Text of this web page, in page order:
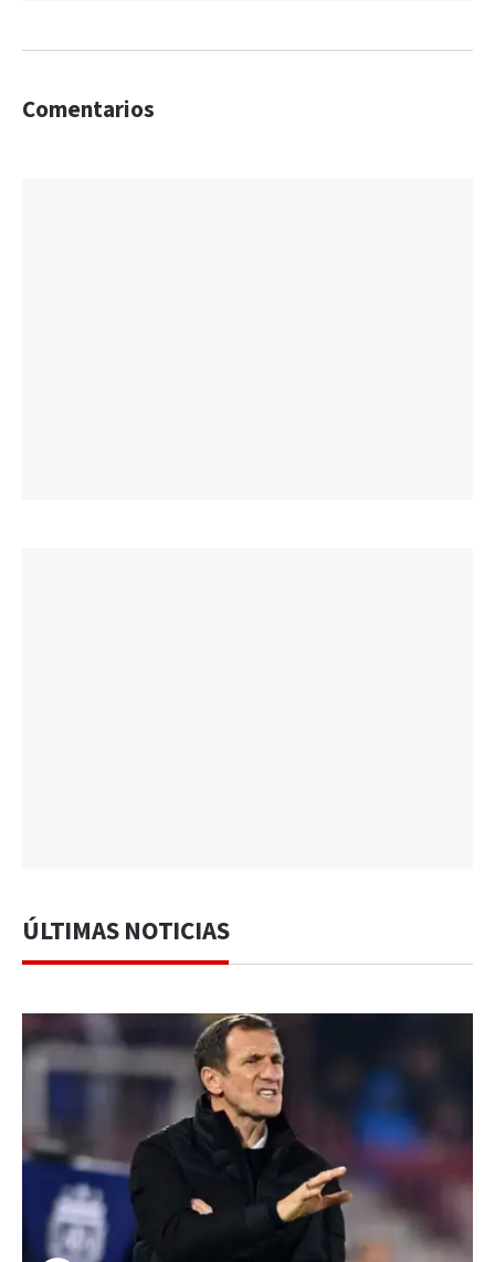
Comentarios
ÚLTIMAS NOTICIAS